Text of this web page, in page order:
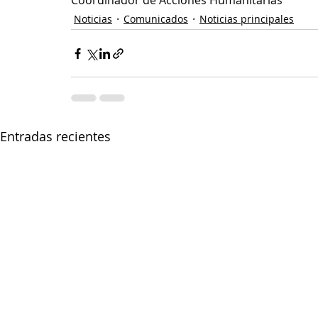
Noticias Comunicados Noticias principales
Entradas recientes